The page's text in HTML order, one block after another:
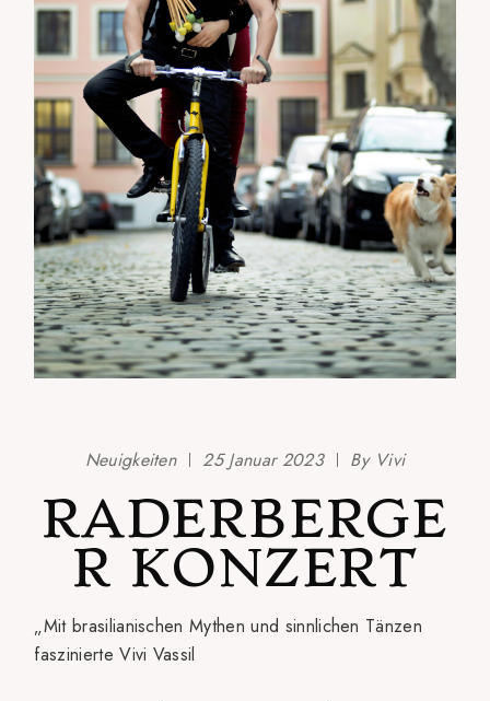
Neuigkeiten 25 Januar 2023 By Vivi
RADERBERGE
R KONZERT
„Mit brasilianischen Mythen und sinnlichen Tänzen
faszinierte Vivi Vassil